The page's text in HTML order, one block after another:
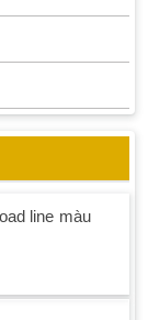
line màu